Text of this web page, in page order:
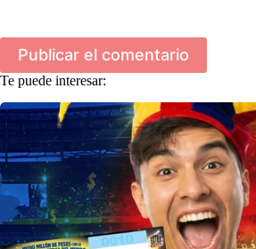
Publicar el comentario
Te puede interesar: